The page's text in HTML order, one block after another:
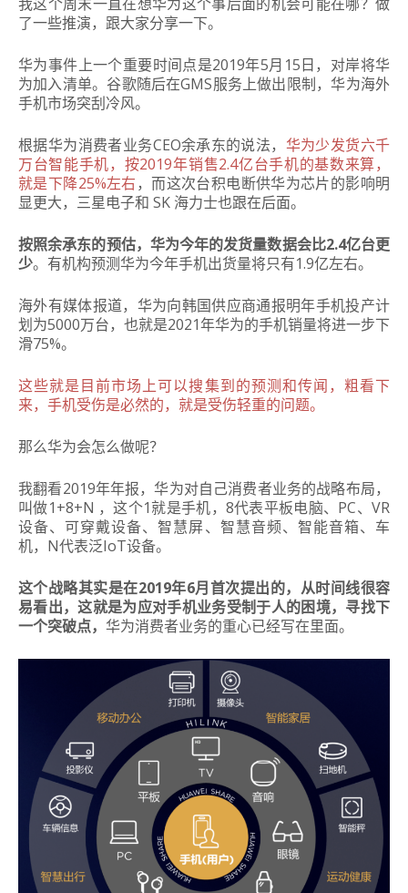
了一些推演，跟大家分享一下。
华为事件上一个重要时间点是2019年5月15日，对岸将华
为加入清单。谷歌随后在GMS服务上做出限制，华为海外
手机市场突刮冷风。
根据华为消费者业务CEO余承东的说法， 华为少发货六千
万台智能手机，按2019年销售2.4亿台手机的基数来算，
就是下降25%左右 ， 而这次台积电断供华为芯片的影响明
显更大，三星电子和 SK 海力士也跟在后面。
按照余承东的预估，华为今年的发货量数据会比2.4亿台更
少。有机构预测华为今年手机出货量将只有1.9亿左右。
海外有媒体报道，华为向韩国供应商通报明年手机投产计
划为5000万台，也就是2021年华为的手机销量将进一步下
滑75%。
这些就是目前市场上可以搜集到的预测和传闻，粗看下
来，手机受伤是必然的，就是受伤轻重的问题。
那么华为会怎么做呢？
我翻看2019年年报，华为对自己消费者业务的战略布局，
叫做1+8+N ，这个1就是手机，8代表平板电脑、PC、VR
设备、可穿戴设备、智慧屏、智慧音频、智能音箱、车
机，N代表泛IoT设备。
这个战略其实是在2019年6月首次提出的，从时间线很容
易看出，这就是为应对手机业务受制于人的困境，寻找下
一个突破点， 华为消费者业务的重心已经写在里面。